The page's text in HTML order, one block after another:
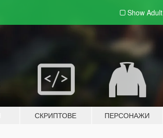
Show Adult
СКРИПТОВЕ ПЕРСОНАЖИ